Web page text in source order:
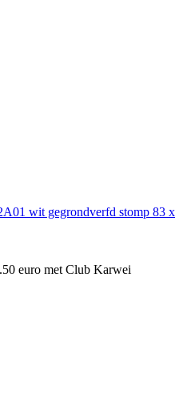
wit gegrondverfd stomp 83 x
euro met Club Karwei